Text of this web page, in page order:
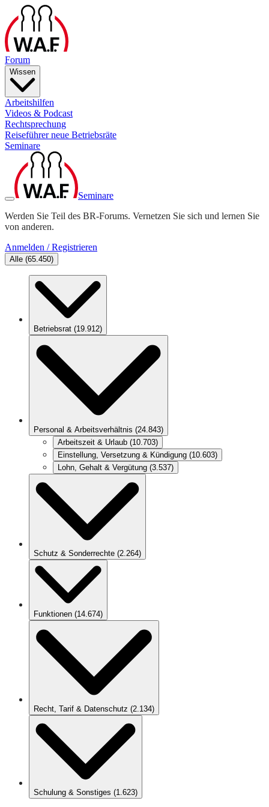
Forum
Wissen
Arbeitshilfen
Videos & Podcast
Rechtsprechung
Reiseführer neue Betriebsräte
Seminare
Seminare
Werden Sie Teil des BR-Forums. Vernetzen Sie sich und lernen Sie
von anderen.
Anmelden / Registrieren
Alle (65.450)
Betriebsrat (19.912)
Personal & Arbeitsverhältnis (24.843)
Arbeitszeit & Urlaub (10.703)
Einstellung, Versetzung & Kündigung (10.603)
Lohn, Gehalt & Vergütung (3.537)
Schutz & Sonderrechte (2.264)
Funktionen (14.674)
Recht, Tarif & Datenschutz (2.134)
Schulung & Sonstiges (1.623)